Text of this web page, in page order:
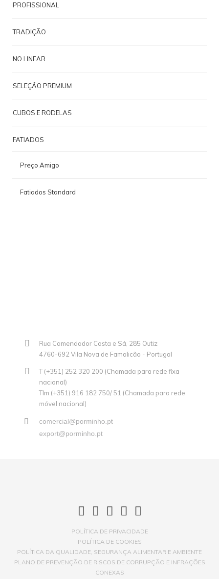
PROFISSIONAL
TRADIÇÃO
NO LINEAR
SELEÇÃO PREMIUM
CUBOS E RODELAS
FATIADOS
Preço Amigo
Fatiados Standard
Rua Comendador Costa e Sá, 285 Outiz
4760-692 Vila Nova de Famalicão - Portugal
T (+351) 252 320 200 (Chamada para rede fixa
nacional)
Tlm (+351) 916 182 750/ 51 (Chamada para rede
móvel nacional)
comercial@porminho.pt
export@porminho.pt
POLÍTICA DE PRIVACIDADE
POLÍTICA DE COOKIES
POLÍTICA DA QUALIDADE, SEGURANÇA ALIMENTAR E AMBIENTE
PLANO DE PREVENÇÃO DE RISCOS DE CORRUPÇÃO E INFRAÇÕES
CONEXAS